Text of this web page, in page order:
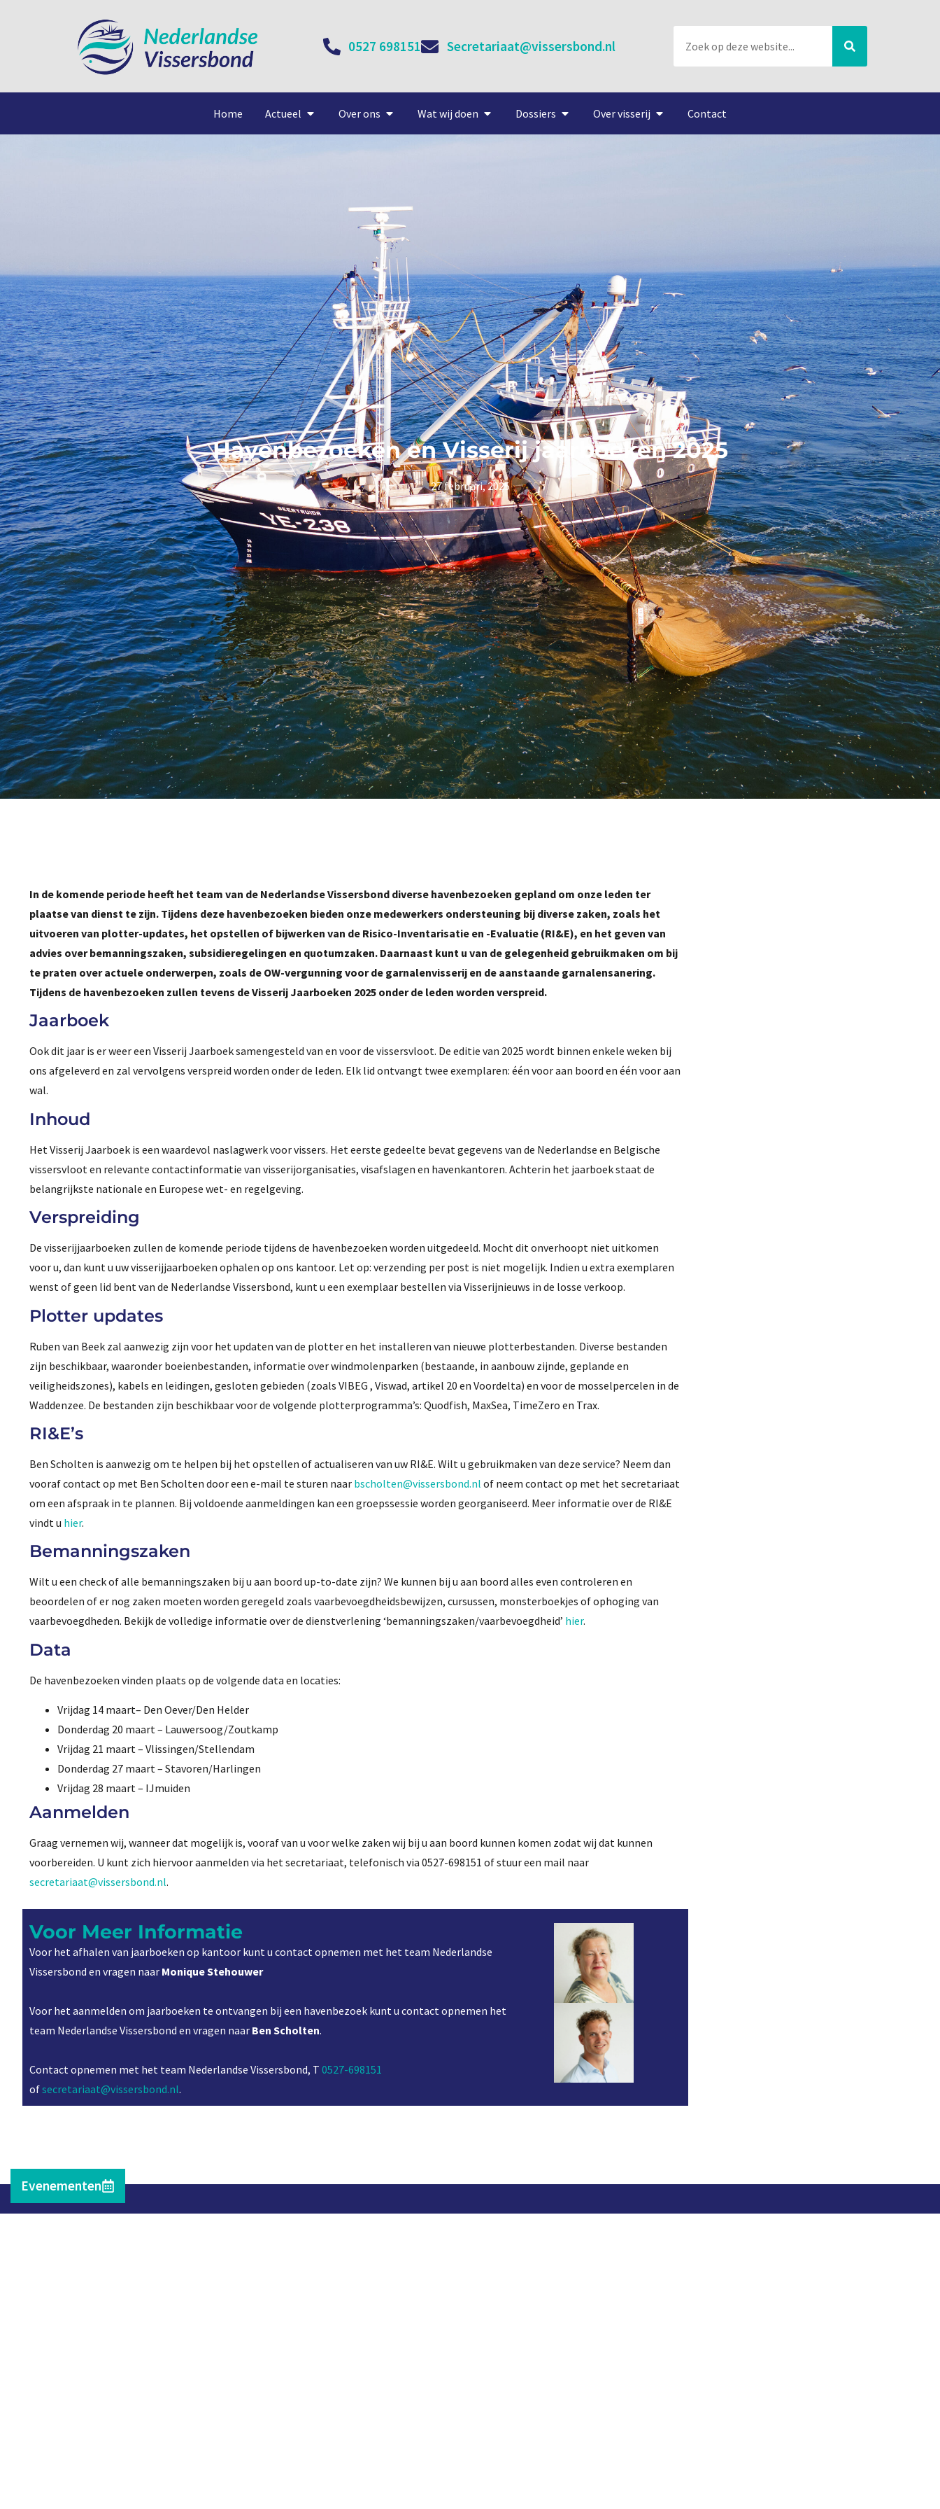
0527 698151 Secretariaat@vissersbond.nl
Home Actueel Over ons Wat wij doen Dossiers Over visserij Contact
Havenbezoeken en Visserij jaarboeken 2025
27 februari, 2025
In de komende periode heeft het team van de Nederlandse Vissersbond diverse havenbezoeken gepland om onze leden ter
plaatse van dienst te zijn. Tijdens deze havenbezoeken bieden onze medewerkers ondersteuning bij diverse zaken, zoals het
uitvoeren van plotter-updates, het opstellen of bijwerken van de Risico-Inventarisatie en -Evaluatie (RI&E), en het geven van
advies over bemanningszaken, subsidieregelingen en quotumzaken. Daarnaast kunt u van de gelegenheid gebruikmaken om bij
te praten over actuele onderwerpen, zoals de OW-vergunning voor de garnalenvisserij en de aanstaande garnalensanering.
Tijdens de havenbezoeken zullen tevens de Visserij Jaarboeken 2025 onder de leden worden verspreid.
Jaarboek
Ook dit jaar is er weer een Visserij Jaarboek samengesteld van en voor de vissersvloot. De editie van 2025 wordt binnen enkele weken bij
ons afgeleverd en zal vervolgens verspreid worden onder de leden. Elk lid ontvangt twee exemplaren: één voor aan boord en één voor aan
wal.
Inhoud
Het Visserij Jaarboek is een waardevol naslagwerk voor vissers. Het eerste gedeelte bevat gegevens van de Nederlandse en Belgische
vissersvloot en relevante contactinformatie van visserijorganisaties, visafslagen en havenkantoren. Achterin het jaarboek staat de
belangrijkste nationale en Europese wet- en regelgeving.
Verspreiding
De visserijjaarboeken zullen de komende periode tijdens de havenbezoeken worden uitgedeeld. Mocht dit onverhoopt niet uitkomen
voor u, dan kunt u uw visserijjaarboeken ophalen op ons kantoor. Let op: verzending per post is niet mogelijk. Indien u extra exemplaren
wenst of geen lid bent van de Nederlandse Vissersbond, kunt u een exemplaar bestellen via Visserijnieuws in de losse verkoop.
Plotter updates
Ruben van Beek zal aanwezig zijn voor het updaten van de plotter en het installeren van nieuwe plotterbestanden. Diverse bestanden
zijn beschikbaar, waaronder boeienbestanden, informatie over windmolenparken (bestaande, in aanbouw zijnde, geplande en
veiligheidszones), kabels en leidingen, gesloten gebieden (zoals VIBEG , Viswad, artikel 20 en Voordelta) en voor de mosselpercelen in de
Waddenzee. De bestanden zijn beschikbaar voor de volgende plotterprogramma’s: Quodfish, MaxSea, TimeZero en Trax.
RI&E’s
Ben Scholten is aanwezig om te helpen bij het opstellen of actualiseren van uw RI&E. Wilt u gebruikmaken van deze service? Neem dan
vooraf contact op met Ben Scholten door een e-mail te sturen naar bscholten@vissersbond.nl of neem contact op met het secretariaat
om een afspraak in te plannen. Bij voldoende aanmeldingen kan een groepssessie worden georganiseerd. Meer informatie over de RI&E
vindt u hier.
Bemanningszaken
Wilt u een check of alle bemanningszaken bij u aan boord up-to-date zijn? We kunnen bij u aan boord alles even controleren en
beoordelen of er nog zaken moeten worden geregeld zoals vaarbevoegdheidsbewijzen, cursussen, monsterboekjes of ophoging van
vaarbevoegdheden. Bekijk de volledige informatie over de dienstverlening ‘bemanningszaken/vaarbevoegdheid’ hier.
Data
De havenbezoeken vinden plaats op de volgende data en locaties:
Vrijdag 14 maart– Den Oever/Den Helder
Donderdag 20 maart – Lauwersoog/Zoutkamp
Vrijdag 21 maart – Vlissingen/Stellendam
Donderdag 27 maart – Stavoren/Harlingen
Vrijdag 28 maart – IJmuiden
Aanmelden
Graag vernemen wij, wanneer dat mogelijk is, vooraf van u voor welke zaken wij bij u aan boord kunnen komen zodat wij dat kunnen
voorbereiden. U kunt zich hiervoor aanmelden via het secretariaat, telefonisch via 0527-698151 of stuur een mail naar
secretariaat@vissersbond.nl.
Voor Meer Informatie
Voor het afhalen van jaarboeken op kantoor kunt u contact opnemen met het team Nederlandse
Vissersbond en vragen naar Monique Stehouwer
Voor het aanmelden om jaarboeken te ontvangen bij een havenbezoek kunt u contact opnemen het
team Nederlandse Vissersbond en vragen naar Ben Scholten.
Contact opnemen met het team Nederlandse Vissersbond, T 0527-698151
ofsecretariaat@vissersbond.nl.
Evenementen